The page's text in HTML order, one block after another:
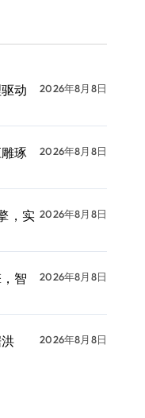
动
2026年8月8日
琢
2026年8月8日
，实 2026年8月8日
智
2026年8月8日
2026年8月8日